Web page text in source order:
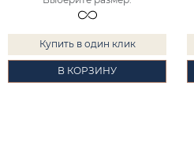
Купить в один клик
В КОРЗИНУ